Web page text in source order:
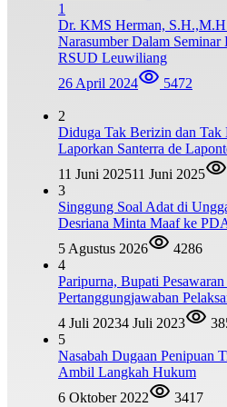
1
Dr. KMS Herman,
Narasumber Dalam
RSUD Leuwiliang
26 April 2024
5472
2
Diduga Tak Berizin dan
Laporkan Santerra de
11 Juni 202511 Juni 2025
3
Singgung Soal Adat di
Desriana Minta Maaf ke
5 Agustus 2026
4286
4
Paripurna, Bupati
Pertanggungjawaban
4 Juli 20234 Juli 2023
5
Nasabah Dugaan Penipuan
Ambil Langkah Hukum
6 Oktober 2022
3417